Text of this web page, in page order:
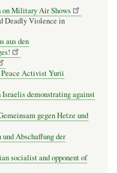
on Military Air Shows
Deadly Violence in
aus den
Peace Activist Yurii
demonstrating against
gegen Hetze und
Abschaffung der
socialist and opponent of